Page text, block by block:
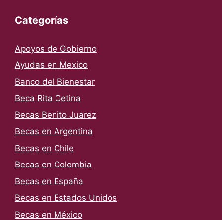
Categorías
Apoyos de Gobierno
Ayudas en Mexico
Banco del Bienestar
Beca Rita Cetina
Becas Benito Juarez
Becas en Argentina
Becas en Chile
Becas en Colombia
Becas en España
Becas en Estados Unidos
Becas en México